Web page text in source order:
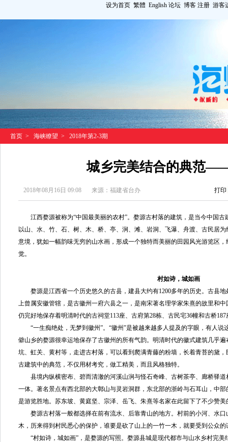
设为首页 繁體 English 论坛 博客 注册 游客
首页 > 海峡瞭望 > 2018年第2-3期
城乡完美结合的典范
2018年08月16日 09:08 来源：福建省台办 打印
江西婺源被称为“中国最美丽的农村”。婺源古村落的建筑，是当今中国古
以山、水、竹、石、树、木、桥、亭、涧、滩、岩洞、飞瀑、舟渡、古民居
意境，犹如一幅韵味无穷的山水画，形成一个独特而美丽的田园风光游览区
觉。
村如诗，城如画
婺源是江西省一个历史悠久的古县，建县大约有1200多年的历史。古县地
上曾属安徽管辖，是古徽州一府六县之一，是南宋著名理学家朱熹的故里和
仍完好地保存着明清时代的古祠堂113座、古府第28栋、古民宅36幢和古桥187
“一生痴绝处，无梦到徽州”。“徽州”是被越来越多人提及的字眼，有人说
僻山乡的婺源很幸运地保存了古徽州的所有气韵。明清时代的徽式建筑几乎
坑、虹关、黄村等，走进古村落，可以看到爬满青藤的粉墙，长着青苔的黛
古建筑中的典范，不仅用材考究，做工精美，而且风格独特。
县境内纵横密布、碧而清澈的河溪山涧与怪石奇峰、古树茶亭、廊桥驿道
一体。著名景点有西北部的大鄣山与灵岩洞群，东北部的浙岭与石耳山，中
是游览胜地。苏东坡、黄庭坚、宗泽、岳飞、朱熹等名家在此留下了不少赞美
婺源古村落一般都选择在前有流水、后靠青山的地方。村前的小河、水口
木，历来得到村民悉心的保护，谁要是砍了山上的一竹一木，就要受到公众
“村如诗，城如画”，是婺源的写照。婺源县城是现代都市与山水乡村完美